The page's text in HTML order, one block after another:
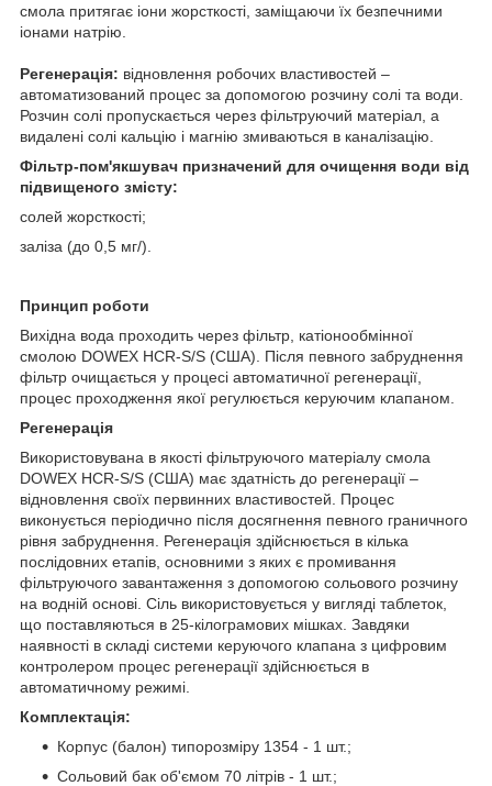
смола притягає іони жорсткості, заміщаючи їх безпечними
іонами натрію.
Регенерація: відновлення робочих властивостей –
автоматизований процес за допомогою розчину солі та води.
Розчин солі пропускається через фільтруючий матеріал, а
видалені солі кальцію і магнію змиваються в каналізацію.
Фільтр-пом'якшувач призначений для очищення води від
підвищеного змісту:
солей жорсткості;
заліза (до 0,5 мг/).
Принцип роботи
Вихідна вода проходить через фільтр, катіонообмінної
смолою DOWEX HCR-S/S (США). Після певного забруднення
фільтр очищається у процесі автоматичної регенерації,
процес проходження якої регулюється керуючим клапаном.
Регенерація
Використовувана в якості фільтруючого матеріалу смола
DOWEX HCR-S/S (США) має здатність до регенерації –
відновлення своїх первинних властивостей. Процес
виконується періодично після досягнення певного граничного
рівня забруднення. Регенерація здійснюється в кілька
послідовних етапів, основними з яких є промивання
фільтруючого завантаження з допомогою сольового розчину
на водній основі. Сіль використовується у вигляді таблеток,
що поставляються в 25-кілограмових мішках. Завдяки
наявності в складі системи керуючого клапана з цифровим
контролером процес регенерації здійснюється в
автоматичному режимі.
Комплектація:
Корпус (балон) типорозміру 1354 - 1 шт.;
Сольовий бак об'ємом 70 літрів - 1 шт.;